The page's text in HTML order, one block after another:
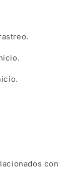
con